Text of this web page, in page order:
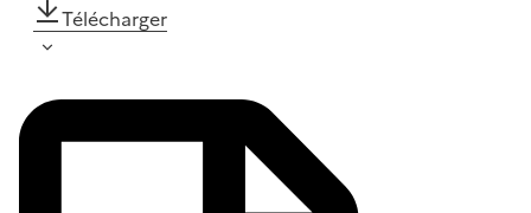
Télécharger